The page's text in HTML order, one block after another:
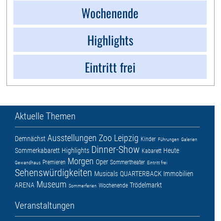
Wochenende
Highlights
Eintritt frei
Aktuelle Themen
Demnächst Ausstellungen Zoo Leipzig Kinder Führungen Galerien
Sommerkabarett Highlights Dinner-Show Kabarett Heute
Gewandhaus Premieren Morgen Oper Sommertheater Eintritt frei
Sehenswürdigkeiten Musicals QUARTERBACK Immobilien
ARENA Museum Sommerferien Wochenende Trödelmarkt
Veranstaltungen